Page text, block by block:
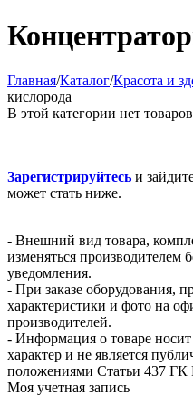
Главная/Каталог/Красота и
кислорода
В этой категории нет товаров
Зарегистрируйтесь и
может стать ниже.
- Внешний вид товара,
изменяться производителем
уведомления.
- При заказе оборудования,
характеристики и фото на
производителей.
- Информация о товаре
характер и не является
положениями Статьи 437
Моя учетная запись